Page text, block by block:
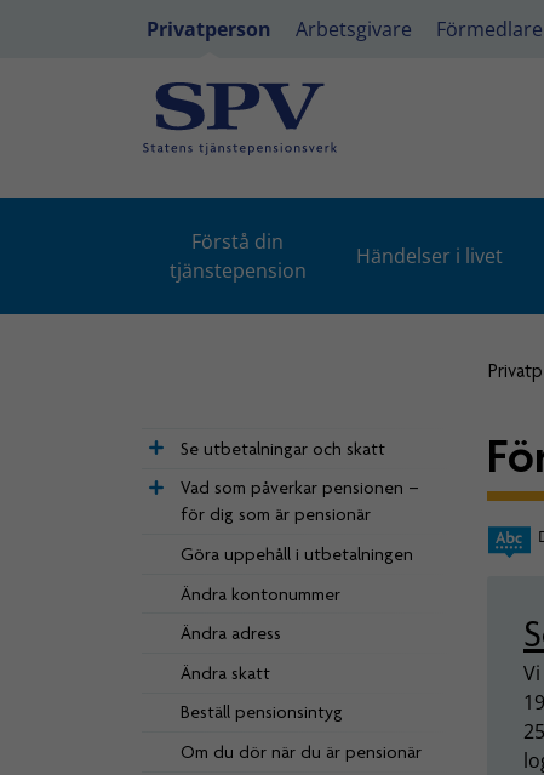
Privatperson Arbetsgivare Förmedlare
Förstå din
tjänstepension
Händelser i livet
Se utbetalningar och skatt
Vad som påverkar pensionen –
för dig som är pensionär
Göra uppehåll i utbetalningen
Ändra kontonummer
Ändra adress
Ändra skatt
Beställ pensionsintyg
Om du dör när du är pensionär